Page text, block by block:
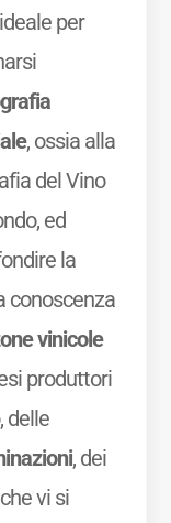
per
, ossia alla
del Vino
ed
la
conoscenza
vinicole
produttori
delle
, dei
vi si